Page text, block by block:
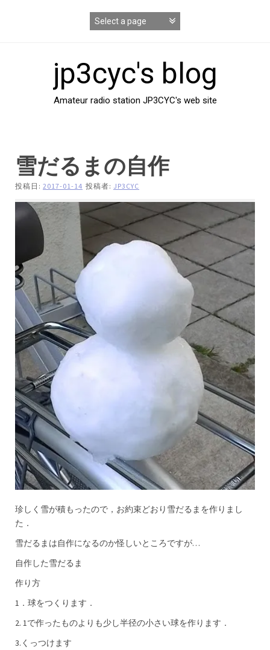
jp3cyc's blog
Amateur radio station JP3CYC's web site
雪だるまの自作
投稿日: 2017-01-14 投稿者: JP3CYC
珍しく雪が積もったので，お約束どおり雪だるまを作りまし
た．
雪だるまは自作になるのか怪しいところですが…
自作した雪だるま
作り方
1．球をつくります．
2. 1で作ったものよりも少し半径の小さい球を作ります．
3.くっつけます